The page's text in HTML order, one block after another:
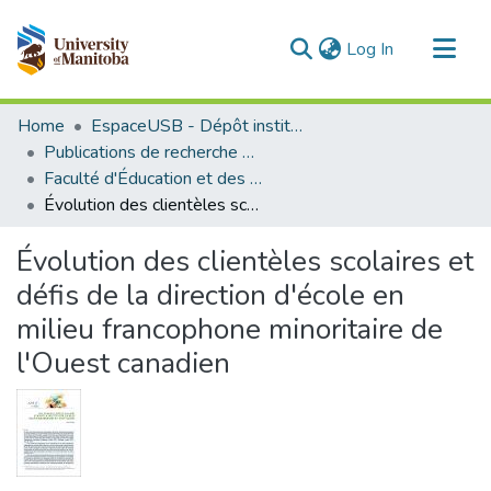
Log In (current)
Communities & Collections
All of MSpace
Statistics
Home
EspaceUSB - Dépôt institutionnel de l'Université de Saint-Boniface
Publications de recherche et autres travaux des professeurs et chercheurs
Faculté d'Éducation et des Études professionnelles
Évolution des clientèles scolaires et défis de la direction d'école en milieu francophone minoritaire de l'Ouest canadien
Évolution des clientèles scolaires et
défis de la direction d'école en
milieu francophone minoritaire de
l'Ouest canadien